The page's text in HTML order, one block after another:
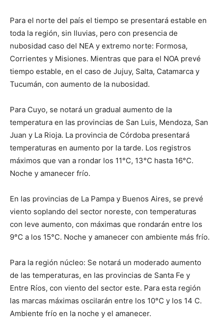
Para el norte del país el tiempo se presentará estable en
toda la región, sin lluvias, pero con presencia de
nubosidad caso del NEA y extremo norte: Formosa,
Corrientes y Misiones. Mientras que para el NOA prevé
tiempo estable, en el caso de Jujuy, Salta, Catamarca y
Tucumán, con aumento de la nubosidad.
Para Cuyo, se notará un gradual aumento de la
temperatura en las provincias de San Luis, Mendoza, San
Juan y La Rioja. La provincia de Córdoba presentará
temperaturas en aumento por la tarde. Los registros
máximos que van a rondar los 11°C, 13°C hasta 16°C.
Noche y amanecer frío.
En las provincias de La Pampa y Buenos Aires, se prevé
viento soplando del sector noreste, con temperaturas
con leve aumento, con máximas que rondarán entre los
9°C a los 15°C. Noche y amanecer con ambiente más frío.
Para la región núcleo: Se notará un moderado aumento
de las temperaturas, en las provincias de Santa Fe y
Entre Ríos, con viento del sector este. Para esta región
las marcas máximas oscilarán entre los 10°C y los 14 C.
Ambiente frío en la noche y el amanecer.